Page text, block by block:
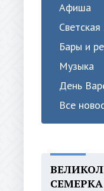
Афиша
Бары и
Музыка
День
Все
СЕМЕРКА